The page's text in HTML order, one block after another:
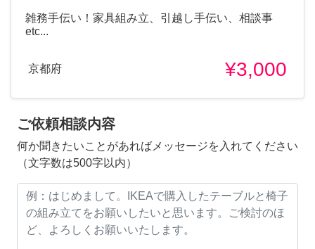
雑務手伝い！家具組み立、引越し手伝い、相談事
etc...
京都府 ¥3,000
ご依頼相談内容
何か聞きたいことがあればメッセージを入れてください
（文字数は500字以内）